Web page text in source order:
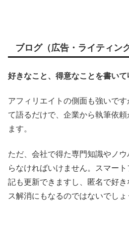
ブログ（広告・ライティング
好きなこと、得意なことを書いて
アフィリエイトの側面も強いで
て語るだけで、企業から執筆依
ます。
ただ、会社で得た専門知識やノ
らなければいけません。スマー
記も更新できますし、匿名で好
ス解消にもなるのではないでしょ